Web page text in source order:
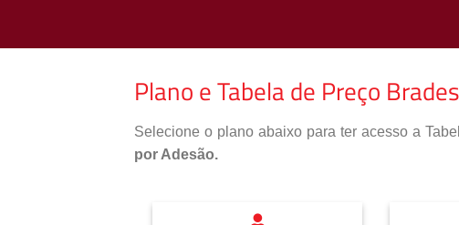
Plano e Tabela de Preço
Selecione o plano abaixo para ter acesso a
por Adesão.